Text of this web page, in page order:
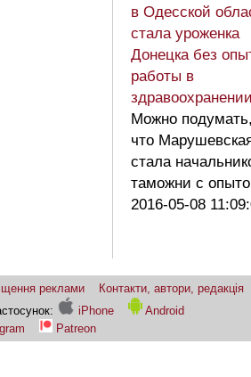
в Одесской
стала уроженка
Донецка без
работы в
Можно
что
стала
таможни с
2016-05-08
реклами
Контакти, автори, редакція
iPhone
Android
Patreon